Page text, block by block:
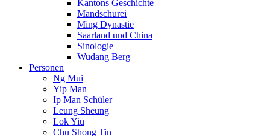
Kantons Geschichte
Mandschurei
Ming Dynastie
Saarland und China
Sinologie
Wudang Berg
Personen
Ng Mui
Yip Man
Ip Man Schüler
Leung Sheung
Lok Yiu
Chu Shong Tin